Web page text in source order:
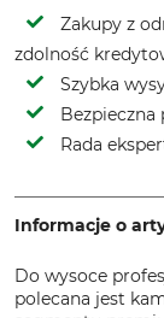
Zakupy z
zdolność
Szybka
Bezpieczna
Rada
Informacje o
Do wysoce
polecana jest